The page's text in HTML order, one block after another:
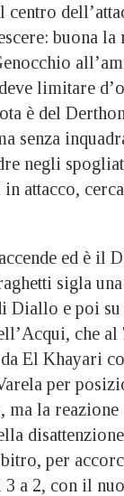
centro
buona
limitare
è del
senza
negli
attacco,
ed è il
sigla
Diallo e poi
che al
El Khayari
per
la
per
3 a 2, con il